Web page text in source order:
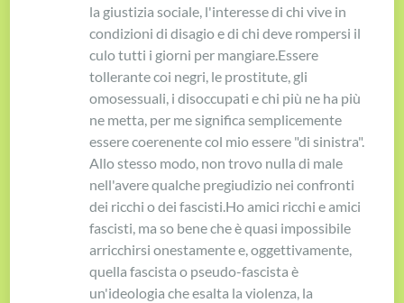
la giustizia sociale, l'interesse di chi vive in
condizioni di disagio e di chi deve rompersi il
culo tutti i giorni per mangiare.Essere
tollerante coi negri, le prostitute, gli
omosessuali, i disoccupati e chi più ne ha più
ne metta, per me significa semplicemente
essere coerenente col mio essere "di sinistra".
Allo stesso modo, non trovo nulla di male
nell'avere qualche pregiudizio nei confronti
dei ricchi o dei fascisti.Ho amici ricchi e amici
fascisti, ma so bene che è quasi impossibile
arricchirsi onestamente e, oggettivamente,
quella fascista o pseudo-fascista è
un'ideologia che esalta la violenza, la